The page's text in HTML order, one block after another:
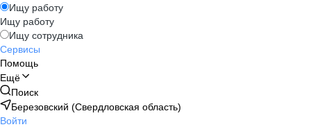
Ищу работу
Ищу работу
Ищу сотрудника
Сервисы
Помощь
Ещё
Поиск
Березовский (Свердловская область)
Войти